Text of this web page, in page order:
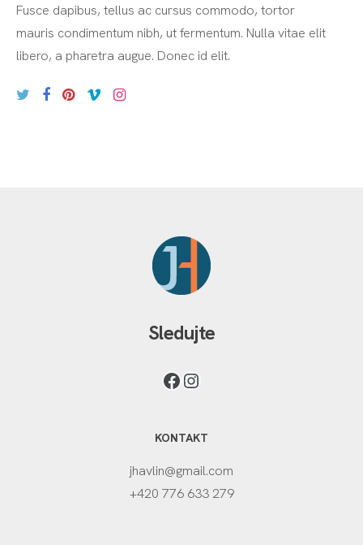
Fusce dapibus, tellus ac cursus commodo, tortor
mauris condimentum nibh, ut fermentum. Nulla vitae elit
libero, a pharetra augue. Donec id elit.
Sledujte
KONTAKT
jhavlin@gmail.com
+420 776 633 279